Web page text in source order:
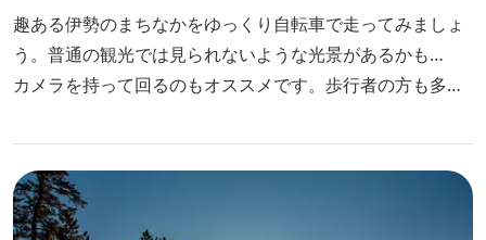
趣ある伊勢のまちなかをゆっくり自転車で走ってみましょ
う。普通の観光では見られないような光景があるかも…
カメラを持って回るのもオススメです。歩行者の方も多い
タサイクルを貸し出しています。詳細はこちらからご確認
ください。 http://ise-kanko.jp/rentacycle/